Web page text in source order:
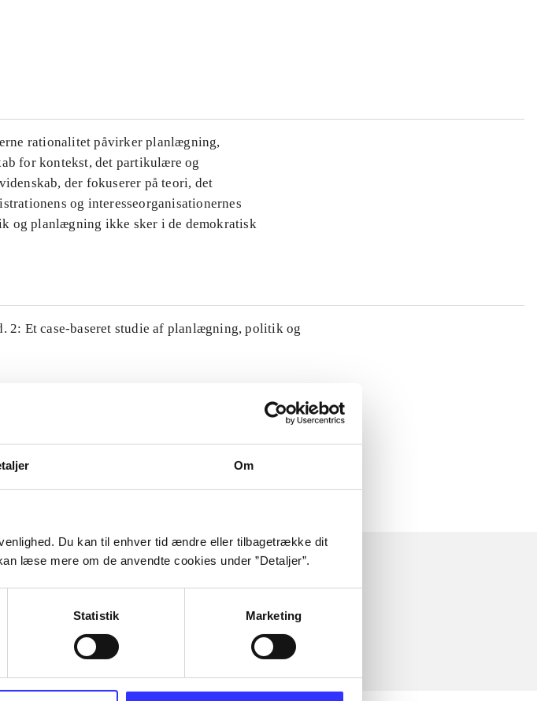
Om
Du kan til enhver tid ændre eller tilbagetrække dit
læse mere om de anvendte cookies under ”Detaljer”.
Statistik Marketing
rationalitet påvirker planlægning,
for kontekst, det partikulære og
der fokuserer på teori, det
og interesseorganisationernes
og planlægning ikke sker i de demokratisk
2: Et case-baseret studie af planlægning, politik og